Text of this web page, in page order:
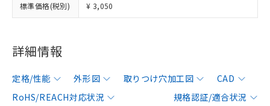
標準価格(税別) ¥ 3,050
詳細情報
定格/性能 外形図 取りつけ穴加工図
CAD
RoHS/REACH対応状況
規格認証/適合状況